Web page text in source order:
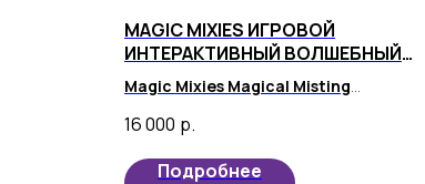
MAGIC MIXIES ИГРОВОЙ
ИНТЕРАКТИВНЫЙ ВОЛШЕБНЫЙ
НАБОР, БОЛЬШОЙ
Magic Mixies Magical Misting
игрушка, которая привнесет радость и
веселье в жизнь вашего малыша.
16 000 р.
Подробнее